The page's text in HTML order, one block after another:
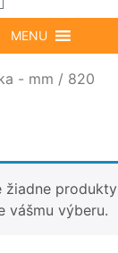
MENU
- mm / 820
žiadne produkty
vášmu výberu.